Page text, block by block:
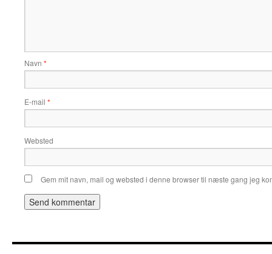
Navn *
E-mail *
Websted
Gem mit navn, mail og websted i denne browser til næste gang jeg